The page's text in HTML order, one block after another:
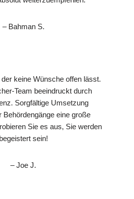
– Bahman S.
keine Wünsche offen lässt.
Team beeindruckt durch
Sorgfältige Umsetzung
Behördengänge eine große
Sie es aus, Sie werden
begeistert sein!
– Joe J.